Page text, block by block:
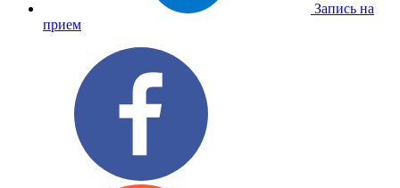
Запись на
прием